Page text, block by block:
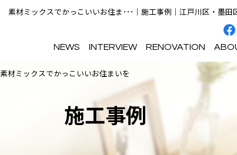
素材ミックスでかっこいいお住ま･･･｜施工事例｜江戸川区・墨
NEWS
お役立ちマガジン
INTERVIEW RENOVATION
リノベーションの進め方
素材ミックスでかっこいいお住まいを
施工事例